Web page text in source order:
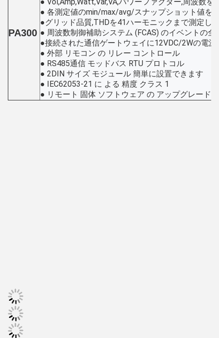
PA300
● 各測定値のmin/max/avg/スナップショット値を
●グリッド品質,THDを41ハーモニックまで測定し,
● 周波数制御補助システム (FCAS) のイベントの全
●接続された通信ゲートウェイに12VDC/2Wの電源
● 外部 リモコン の リレー コントロール
● RS485通信 モッドバス RTU プロトコル
● 2DIN サイズ モジュール 簡単に設置できます
● IEC62053-21 に よる 精度 クラス 1
● リモート 固体 ソフトウェア の アップグレード